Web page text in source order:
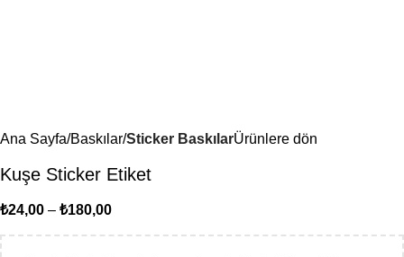
Ana Sayfa Baskılar Sticker BaskılarÜrünlere dön
Kuşe Sticker Etiket
₺24,00 – ₺180,00